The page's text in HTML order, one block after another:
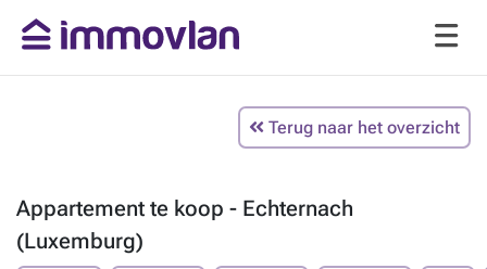
Terug naar het overzicht
Appartement te koop - Echternach
(Luxemburg)